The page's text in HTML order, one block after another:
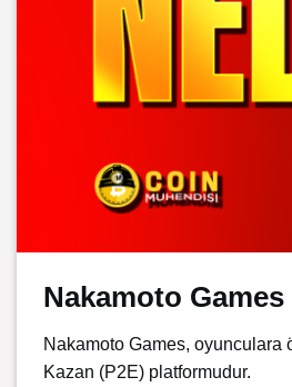
Nakamoto
Nakamoto Games, oyunculara
Kazan (P2E) platformudur.